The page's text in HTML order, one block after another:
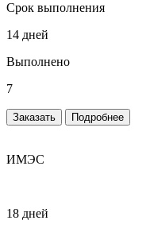
Срок выполнения
14 дней
Выполнено
7
Заказать Подробнее
ИМЭС
18 дней